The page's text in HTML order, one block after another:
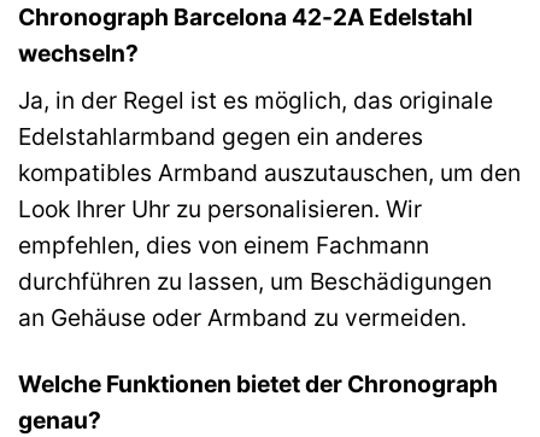
Chronograph Barcelona 42-2A Edelstahl
wechseln?
Ja, in der Regel ist es möglich, das originale
Edelstahlarmband gegen ein anderes
kompatibles Armband auszutauschen, um den
Look Ihrer Uhr zu personalisieren. Wir
empfehlen, dies von einem Fachmann
durchführen zu lassen, um Beschädigungen
an Gehäuse oder Armband zu vermeiden.
Welche Funktionen bietet der Chronograph
genau?